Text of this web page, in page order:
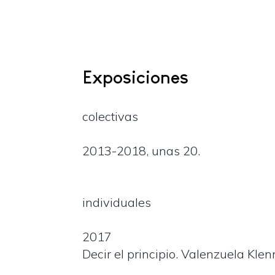
Exposiciones
colectivas
2013-2018, unas 20.
individuales
2017
Decir el principio. Valenzuela